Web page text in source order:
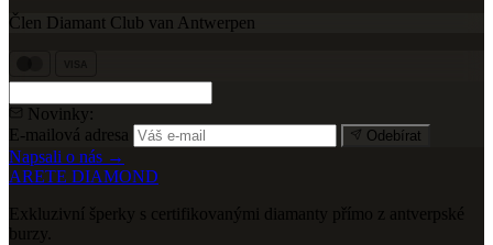
Člen Diamant Club van Antwerpen
Novinky:
E-mailová adresa
Odebírat
Napsali o nás →
ARETE DIAMOND
Exkluzivní šperky s certifikovanými diamanty přímo z antverpské
burzy.